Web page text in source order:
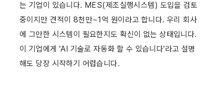
는 기업이 있습니다. MES(제조실행시스템) 도입을 검토
중이지만 견적이 8천만~1억 원이라고 합니다. 우리 회사
에 그만한 시스템이 필요한지도 확신이 없는 상태입니다.
이 기업에게 'AI 기술로 자동화 할 수 있습니다'라고 설명
해도 당장 시작하기 어렵습니다.